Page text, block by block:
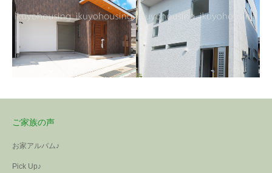
ご家族の声
お家アルバム♪
Pick Up♪